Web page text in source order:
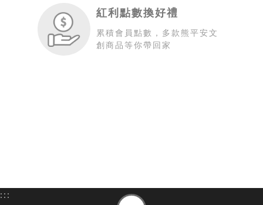
紅利點數換好禮
累積會員點數，多款熊平安文
創商品等你帶回家
:::